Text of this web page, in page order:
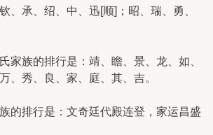
、承、绍、中、迅[顺]；昭、瑞、勇、
家族的排行是：靖、瞻、景、龙、如、
、秀、良、家、庭、其、吉。
的排行是：文奇廷代殿连登，家运昌盛